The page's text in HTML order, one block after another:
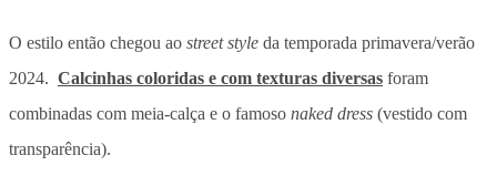
O estilo então chegou ao street style da temporada primavera/verão
2024. Calcinhas coloridas e com texturas diversas foram
combinadas com meia-calça e o famoso naked dress (vestido com
transparência).